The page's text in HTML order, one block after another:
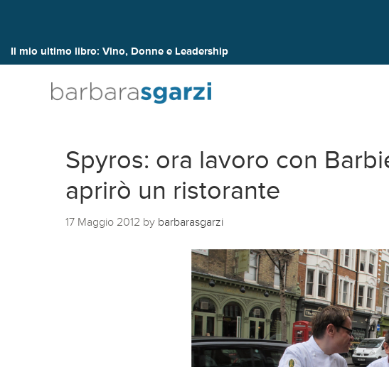
Il mio ultimo libro: Vino, Donne e Leadership
Spyros: ora lavoro con
aprirò un ristorante
17 Maggio 2012 by barbarasgarzi